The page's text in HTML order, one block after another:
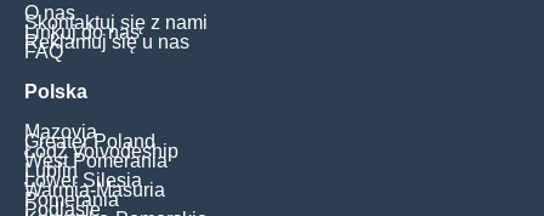
O nas
Skontaktuj się z nami
Linkuj do nas
Reklamuj się u nas
FAQ
Polska
Mazovia
Greater Poland
Łódź Voivodeship
West Pomerania
Lublin
Lower Silesia
Warmia-Masuria
Pomerania
Podlasie